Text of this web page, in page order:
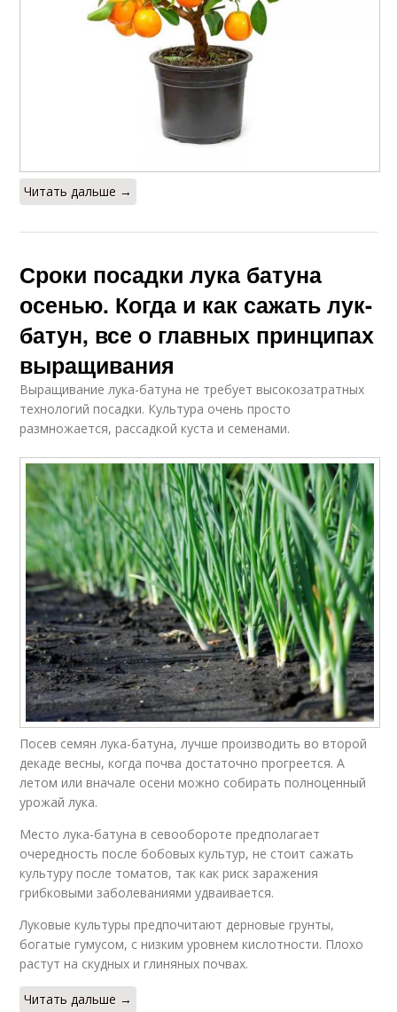
Читать дальше →
Сроки посадки лука батуна
осенью. Когда и как сажать лук-
батун, все о главных принципах
выращивания
Выращивание лука-батуна не требует высокозатратных
технологий посадки. Культура очень просто
размножается, рассадкой куста и семенами.
Посев семян лука-батуна, лучше производить во второй
декаде весны, когда почва достаточно прогреется. А
летом или вначале осени можно собирать полноценный
урожай лука.
Место лука-батуна в севообороте предполагает
очередность после бобовых культур, не стоит сажать
культуру после томатов, так как риск заражения
грибковыми заболеваниями удваивается.
Луковые культуры предпочитают дерновые грунты,
богатые гумусом, с низким уровнем кислотности. Плохо
растут на скудных и глиняных почвах.
Читать дальше →